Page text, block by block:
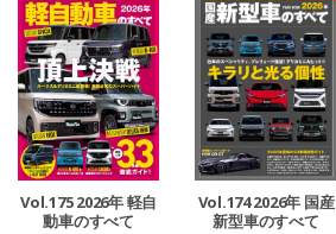
Vol.175 2026年 軽自
動車のすべて
Vol.174 2026年 国産
新型車のすべて